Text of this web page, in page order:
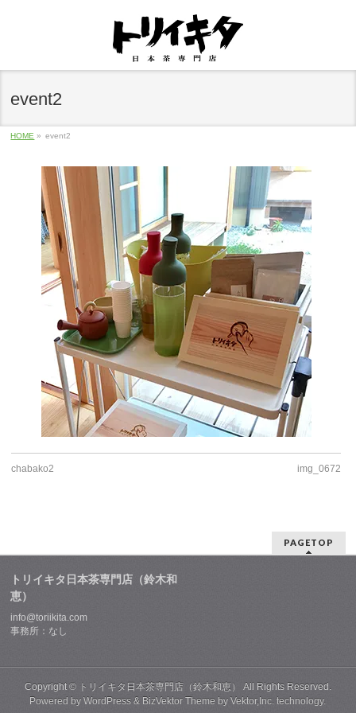
event2
HOME » event2
chabako2 img_0672
PAGETOP
トリイキタ日本茶専門店（鈴木和
恵）
info@toriikita.com
事務所：なし
Copyright © トリイキタ日本茶専門店（鈴木和恵）
All Rights Reserved.
Powered byWordPress & BizVektor Theme byVektor,Inc. technology.